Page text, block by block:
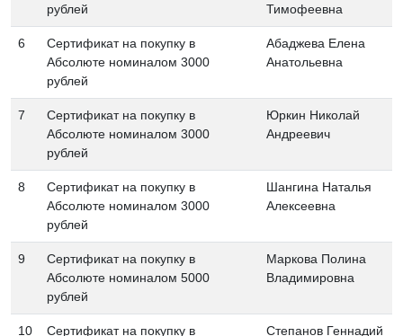
рублей
Тимофеевна
6
Сертификат на покупку в
Абсолюте номиналом 3000
рублей
Абаджева Елена
Анатольевна
7
Сертификат на покупку в
Абсолюте номиналом 3000
рублей
Юркин Николай
Андреевич
8
Сертификат на покупку в
Абсолюте номиналом 3000
рублей
Шангина Наталья
Алексеевна
9
Сертификат на покупку в
Абсолюте номиналом 5000
рублей
Маркова Полина
Владимировна
10
Сертификат на покупку в
Степанов Геннадий